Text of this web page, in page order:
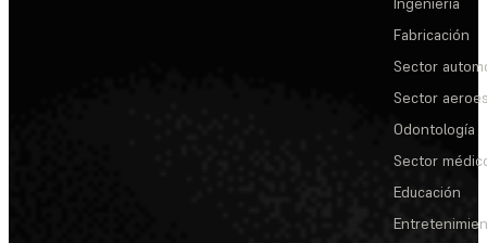
Fabricación
Sector
Sector
Odontología
Sector
Educación